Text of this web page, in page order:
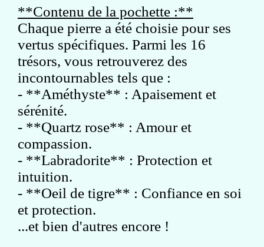
**Contenu de la pochette :**
Chaque pierre a été choisie pour ses
vertus spécifiques. Parmi les 16
trésors, vous retrouverez des
incontournables tels que :
- **Améthyste** : Apaisement et
sérénité.
- **Quartz rose** : Amour et
compassion.
- **Labradorite** : Protection et
intuition.
- **Oeil de tigre** : Confiance en soi
et protection.
...et bien d'autres encore !